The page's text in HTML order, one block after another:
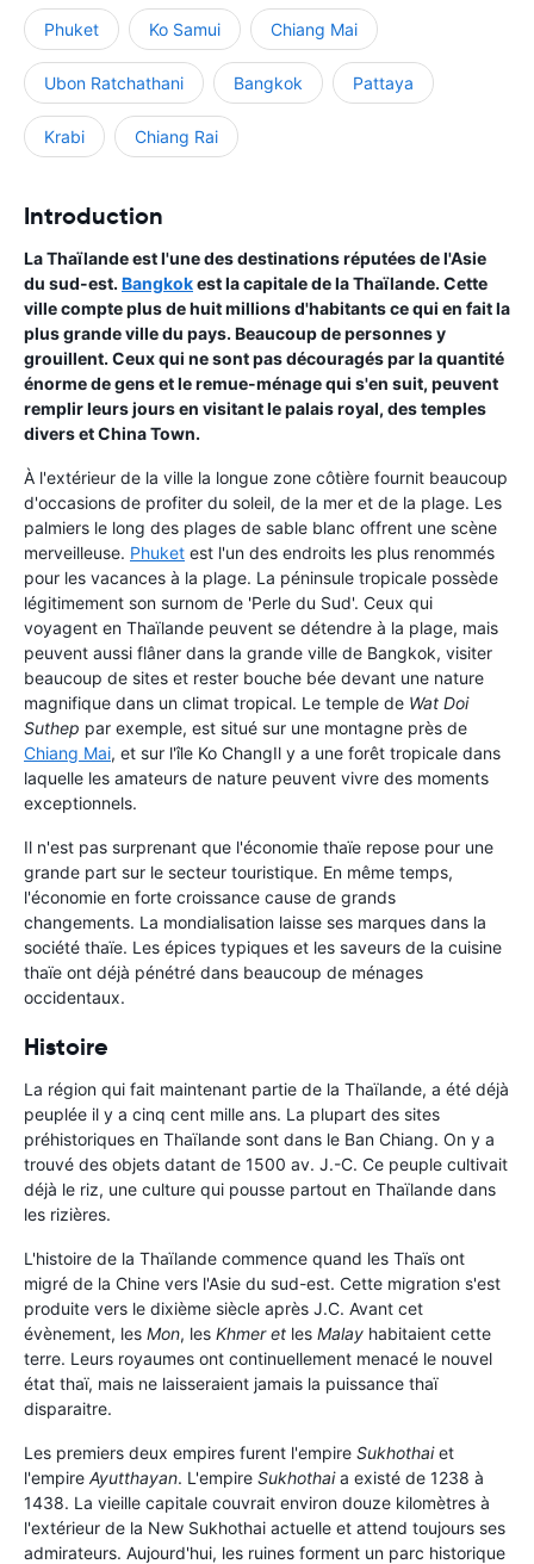
Phuket Ko Samui Chiang Mai
Ubon Ratchathani Bangkok Pattaya
Krabi Chiang Rai
Introduction
La Thaïlande est l'une des destinations réputées de l'Asie
du sud-est. Bangkokest la capitale de la Thaïlande. Cette
ville compte plus de huit millions d'habitants ce qui en fait la
plus grande ville du pays. Beaucoup de personnes y
grouillent. Ceux qui ne sont pas découragés par la quantité
énorme de gens et le remue-ménage qui s'en suit, peuvent
remplir leurs jours en visitant le palais royal, des temples
divers et China Town.
À l'extérieur de la ville la longue zone côtière fournit beaucoup
d'occasions de profiter du soleil, de la mer et de la plage. Les
palmiers le long des plages de sable blanc offrent une scène
merveilleuse. Phuket est l'un des endroits les plus renommés
pour les vacances à la plage. La péninsule tropicale possède
légitimement son surnom de 'Perle du Sud'. Ceux qui
voyagent en Thaïlande peuvent se détendre à la plage, mais
peuvent aussi flâner dans la grande ville de Bangkok, visiter
beaucoup de sites et rester bouche bée devant une nature
magnifique dans un climat tropical. Le temple de Wat Doi
Suthep par exemple, est situé sur une montagne près de
Chiang Mai, et sur l'île Ko ChangIl y a une forêt tropicale dans
laquelle les amateurs de nature peuvent vivre des moments
exceptionnels.
Il n'est pas surprenant que l'économie thaïe repose pour une
grande part sur le secteur touristique. En même temps,
l'économie en forte croissance cause de grands
changements. La mondialisation laisse ses marques dans la
société thaïe. Les épices typiques et les saveurs de la cuisine
thaïe ont déjà pénétré dans beaucoup de ménages
occidentaux.
Histoire
La région qui fait maintenant partie de la Thaïlande, a été déjà
peuplée il y a cinq cent mille ans. La plupart des sites
préhistoriques en Thaïlande sont dans le Ban Chiang. On y a
trouvé des objets datant de 1500 av. J.-C. Ce peuple cultivait
déjà le riz, une culture qui pousse partout en Thaïlande dans
les rizières.
L'histoire de la Thaïlande commence quand les Thaïs ont
migré de la Chine vers l'Asie du sud-est. Cette migration s'est
produite vers le dixième siècle après J.C. Avant cet
évènement, les Mon, les Khmer et les Malay habitaient cette
terre. Leurs royaumes ont continuellement menacé le nouvel
état thaï, mais ne laisseraient jamais la puissance thaï
disparaitre.
Les premiers deux empires furent l'empire Sukhothaiet
l'empire Ayutthayan. L'empire Sukhothaia existé de 1238 à
1438. La vieille capitale couvrait environ douze kilomètres à
l'extérieur de la New Sukhothai actuelle et attend toujours ses
admirateurs. Aujourd'hui, les ruines forment un parc historique